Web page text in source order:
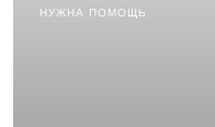
НУЖНА ПОМОЩЬ